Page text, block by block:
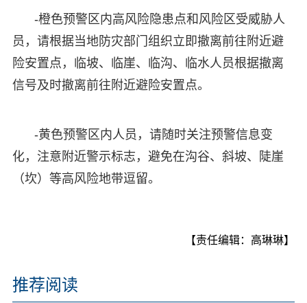
-橙色预警区内高风险隐患点和风险区受威胁人
员，请根据当地防灾部门组织立即撤离前往附近避
险安置点，临坡、临崖、临沟、临水人员根据撤离
信号及时撤离前往附近避险安置点。
-黄色预警区内人员，请随时关注预警信息变
化，注意附近警示标志，避免在沟谷、斜坡、陡崖
（坎）等高风险地带逗留。
【责任编辑：高琳琳】
推荐阅读